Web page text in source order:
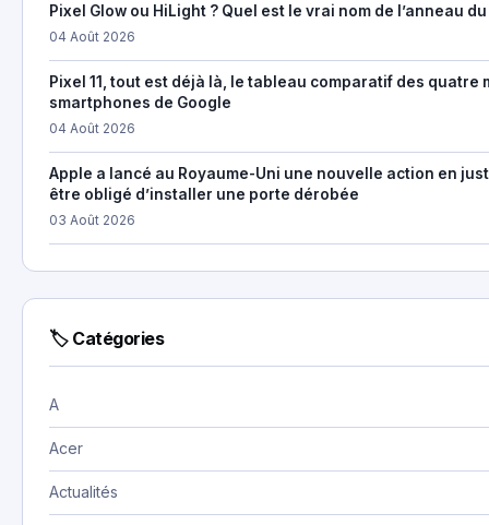
Pixel Glow ou HiLight ? Quel est le vrai nom de l’anneau du
04 Août 2026
Pixel 11, tout est déjà là, le tableau comparatif des quatre
smartphones de Google
04 Août 2026
Apple a lancé au Royaume-Uni une nouvelle action en
être obligé d’installer une porte dérobée
03 Août 2026
🏷 Catégories
A
Acer
Actualités